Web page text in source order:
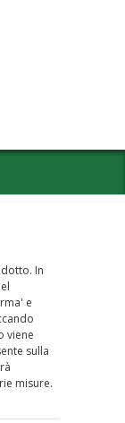
In
e
viene
sulla
misure.